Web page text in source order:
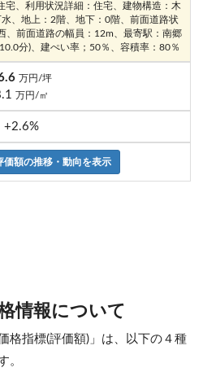
宅、利用状況詳細：住宅、建物構造：木
、地上：2階、地下：0階、前面道路状
、前面道路の幅員：12m、最寄駅：南郷
分)、建ぺい率；50％、容積率：80％
万円/坪
万円/㎡
+2.6%
価額の推移・動向を表示
情報について
格指標(評価額)」は、以下の４種
。